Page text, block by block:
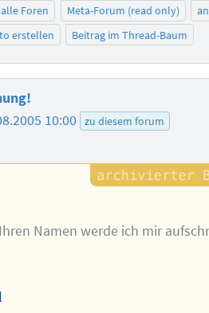
alle Foren Meta-Forum (read only)
erstellen
Beitrag im Thread-Baum
10:00 zu diesem forum
Namen werde ich mir